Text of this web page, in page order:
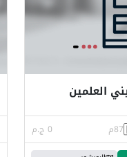
العلمين
87م 0 ج.م